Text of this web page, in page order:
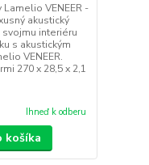
VENEER -
akustický
svojmu interiéru
s akustickým
VENEER.
270 x 28,5 x 2,1
Ihneď k odberu
košíka